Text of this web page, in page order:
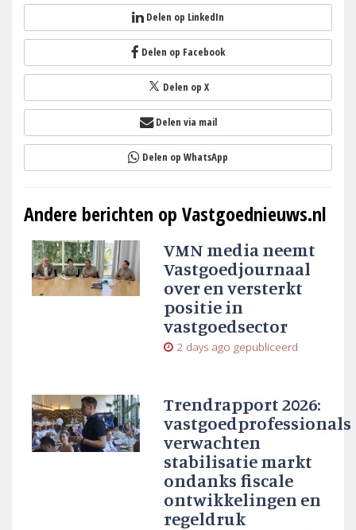
Delen op LinkedIn
Delen op Facebook
Delen op X
Delen via mail
Delen op WhatsApp
Andere berichten op Vastgoednieuws.nl
VMN media neemt
Vastgoedjournaal
over en versterkt
positie in
vastgoedsector
2 days ago gepubliceerd
Trendrapport 2026:
vastgoedprofessionals
verwachten
stabilisatie markt
ondanks fiscale
ontwikkelingen en
regeldruk